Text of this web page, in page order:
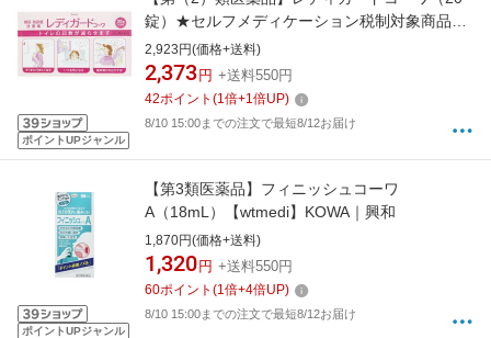
ポイントUPジャンル
錠）★セルフメディケーション税制対象商品
KOWA｜興和
2,923円(価格+送料)
2,373 円 +送料550円
42ポイント (1倍+1倍UP)
8/10 15:00までの注文で最短8/12お届け
ポイントUPジャンル
【第3類医薬品】フィニッシュコーワ
A（18mL）【wtmedi】KOWA｜興和
1,870円(価格+送料)
1,320 円 +送料550円
60ポイント (1倍+4倍UP)
8/10 15:00までの注文で最短8/12お届け